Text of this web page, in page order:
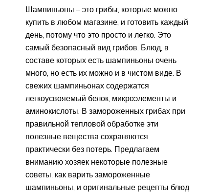
Шампиньоны – это грибы, которые можно
купить в любом магазине, и готовить каждый
день, потому что это просто и легко. Это
самый безопасный вид грибов. Блюд, в
составе которых есть шампиньоны очень
много, но есть их можно и в чистом виде. В
свежих шампиньонах содержатся
легкоусвояемый белок, микроэлементы и
аминокислоты. В замороженных грибах при
правильной тепловой обработке эти
полезные вещества сохраняются
практически без потерь. Предлагаем
вниманию хозяек некоторые полезные
советы, как варить замороженные
шампиньоны, и оригинальные рецепты блюд